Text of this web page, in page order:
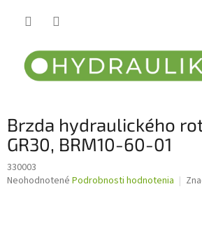
Brzda hydraulického
GR30, BRM10-60-01
330003
Priemerné
Neohodnotené Podrobnosti hodnotenia